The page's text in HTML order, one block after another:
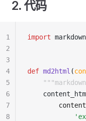
2. 代码
import markdown
def md2html (
1
2
3
4
5
6
7
8